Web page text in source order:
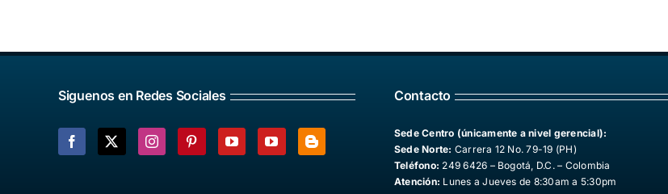
Siguenos en Redes Sociales
Facebook
X InstagramPinterestYouTubeYouTubeBlogger
Contacto
Sede Centro (únicamente a nivel gerencial):
Sede Norte: Carrera 12 No. 79-19 (PH)
Teléfono: 249 6426 – Bogotá, D.C. – Colombia
Atención: Lunes a Jueves de 8:30am a 5:30pm